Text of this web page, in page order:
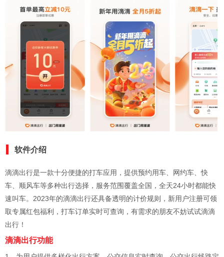
软件介绍
滴滴出行是一款十分便捷的打车应用，提供预约用车、网约车、快
车、顺风车等多种出行选择，服务范围覆盖全国，全天24小时都能快
速叫车。2023年的滴滴出行还具备透明的计价规则，新用户注册可领
取专属红包福利，打车订单实时可查询，有需求的朋友不妨试试滴滴
出行！
滴滴出行功能